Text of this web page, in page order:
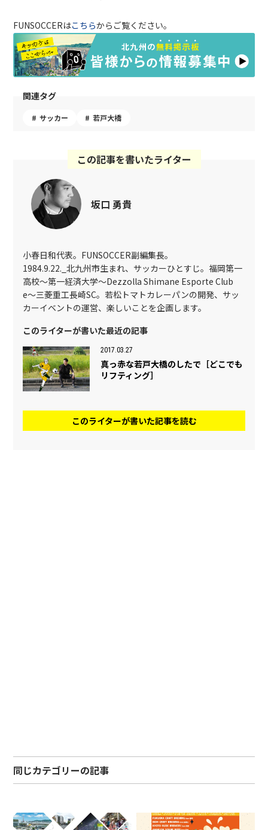
FUNSOCCERはこちらからご覧ください。
関連タグ
サッカー 若戸大橋
この記事を書いたライター
坂口 勇貴
小春日和代表。FUNSOCCER副編集長。
1984.9.22._北九州市生まれ、サッカーひとすじ。福岡第一
高校〜第一経済大学〜Dezzolla Shimane Esporte Club
e〜三菱重工長崎SC。若松トマトカレーパンの開発、サッ
カーイベントの運営、楽しいことを企画します。
このライターが書いた最近の記事
2017.03.27
真っ赤な若戸大橋のしたで［どこでも
リフティング］
このライターが書いた記事を読む
同じカテゴリーの記事